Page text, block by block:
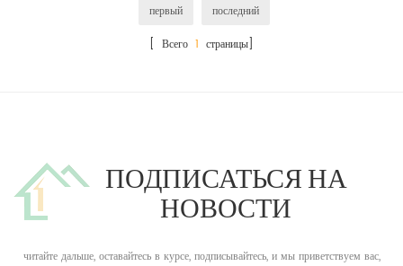
первый
последний
[ Всего 1 страницы]
ПОДПИСАТЬСЯ НА
НОВОСТИ
читайте дальше, оставайтесь в курсе, подписывайтесь, и мы приветствуем вас,